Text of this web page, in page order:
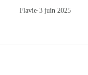
Flavie·3 juin 2025